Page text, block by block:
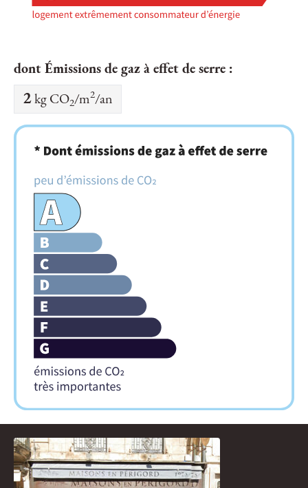
dont Émissions de gaz à effet de serre :
2 kg CO2/m2/an